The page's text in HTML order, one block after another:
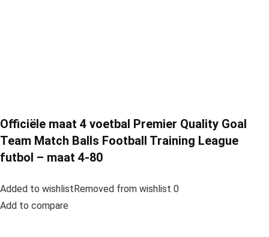
Officiële maat 4 voetbal Premier Quality Goal
Team Match Balls Football Training League
futbol – maat 4-80
Added to wishlistRemoved from wishlist 0
Add to compare